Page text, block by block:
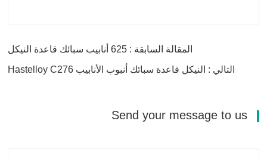
المقالة السابقة : 625 أنابيب سبائك قاعدة النيكل
التالي : النيكل قاعدة سبائك أنبوب الأنابيب Hastelloy C276